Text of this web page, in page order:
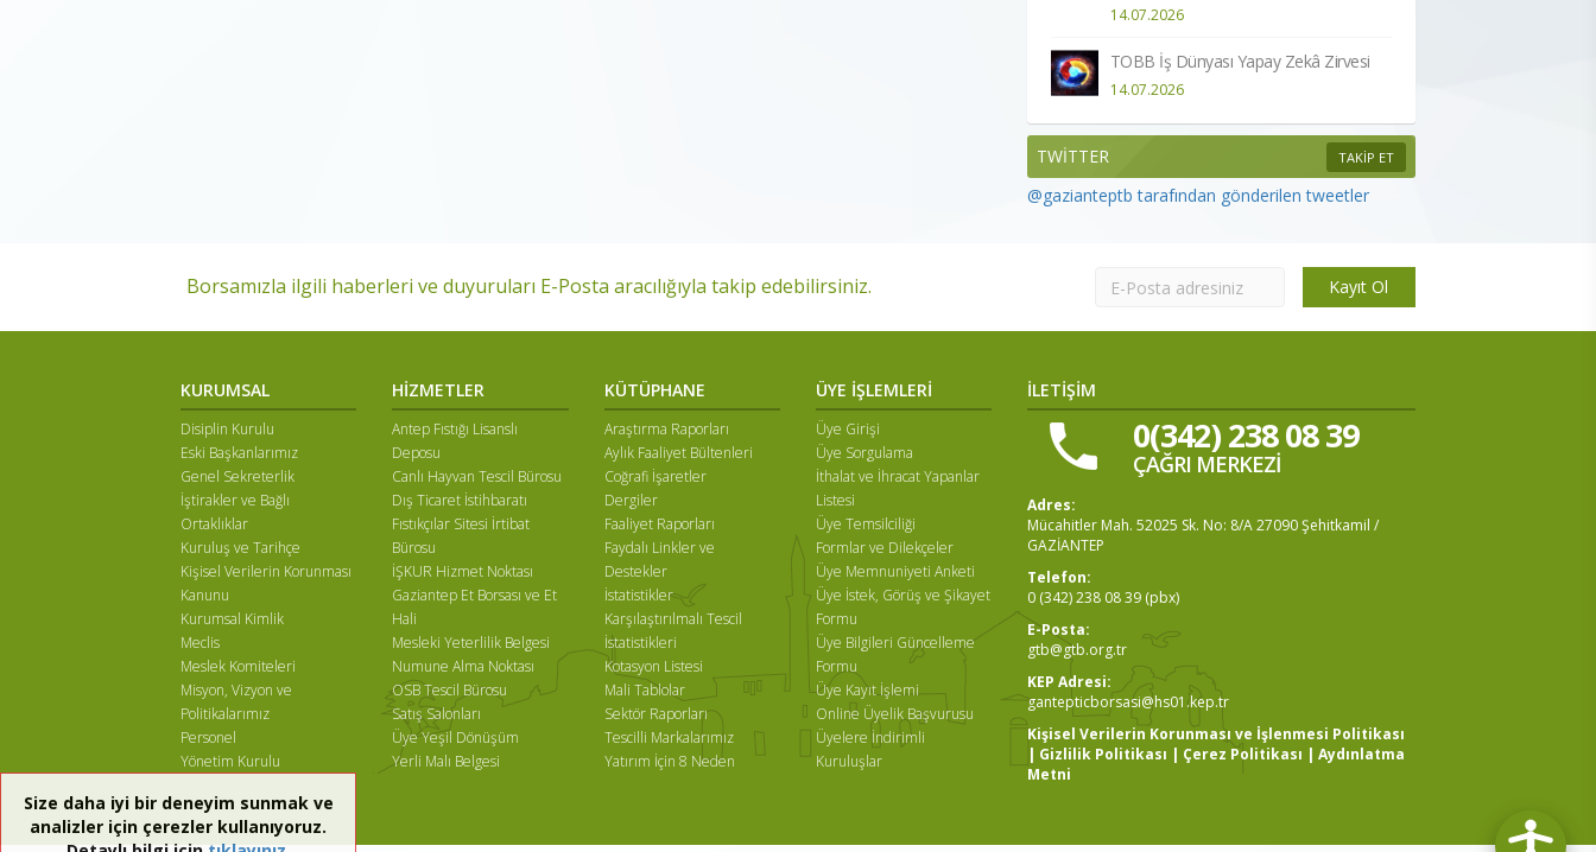
14.07.2026
TOBB İş Dünyası Yapay Zekâ Zirvesi
14.07.2026
TWİTTER TAKİP ET
@gazianteptb tarafından gönderilen tweetler
Borsamızla ilgili haberleri ve duyuruları E-Posta aracılığıyla takip edebilirsiniz. Kayıt Ol
KURUMSAL
Disiplin Kurulu
Eski Başkanlarımız
Genel Sekreterlik
İştirakler ve Bağlı
Ortaklıklar
Kuruluş ve Tarihçe
Kişisel Verilerin Korunması
Kanunu
Kurumsal Kimlik
Meclis
Meslek Komiteleri
Misyon, Vizyon ve
Politikalarımız
Personel
Yönetim Kurulu
HİZMETLER
Antep Fıstığı Lisanslı
Deposu
Canlı Hayvan Tescil Bürosu
Dış Ticaret İstihbaratı
Fıstıkçılar Sitesi İrtibat
Bürosu
İŞKUR Hizmet Noktası
Gaziantep Et Borsası ve Et
Hali
Mesleki Yeterlilik Belgesi
Numune Alma Noktası
OSB Tescil Bürosu
Satış Salonları
Üye Yeşil Dönüşüm
Yerli Malı Belgesi
KÜTÜPHANE
Araştırma Raporları
Aylık Faaliyet Bültenleri
Coğrafi İşaretler
Dergiler
Faaliyet Raporları
Faydalı Linkler ve
Destekler
İstatistikler
Karşılaştırılmalı Tescil
İstatistikleri
Kotasyon Listesi
Mali Tablolar
Sektör Raporları
Tescilli Markalarımız
Yatırım İçin 8 Neden
ÜYE İŞLEMLERİ
Üye Girişi
Üye Sorgulama
İthalat ve İhracat Yapanlar
Listesi
Üye Temsilciliği
Formlar ve Dilekçeler
Üye Memnuniyeti Anketi
Üye İstek, Görüş ve Şikayet
Formu
Üye Bilgileri Güncelleme
Formu
Üye Kayıt İşlemi
Online Üyelik Başvurusu
Üyelere İndirimli
Kuruluşlar
İLETİŞİM
0(342) 238 08 39
ÇAĞRI MERKEZİ
Adres:
Mücahitler Mah. 52025 Sk. No: 8/A 27090 Şehitkamil /
GAZİANTEP
Telefon:
0 (342) 238 08 39 (pbx)
E-Posta:
gtb@gtb.org.tr
KEP Adresi:
gantepticborsasi@hs01.kep.tr
Kişisel Verilerin Korunması ve İşlenmesi Politikası
| Gizlilik Politikası | Çerez Politikası |Aydınlatma
Metni
Size daha iyi bir deneyim sunmak ve
analizler için çerezler kullanıyoruz.